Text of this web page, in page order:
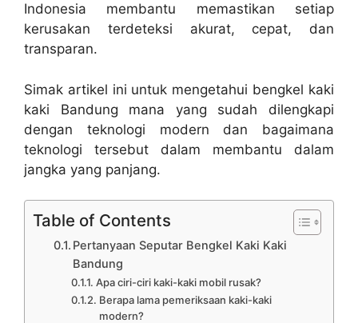
Indonesia membantu memastikan setiap
kerusakan terdeteksi akurat, cepat, dan
transparan.
Simak artikel ini untuk mengetahui bengkel kaki
kaki Bandung mana yang sudah dilengkapi
dengan teknologi modern dan bagaimana
teknologi tersebut dalam membantu dalam
jangka yang panjang.
Table of Contents
Pertanyaan Seputar Bengkel Kaki Kaki
Bandung
Apa ciri-ciri kaki-kaki mobil rusak?
Berapa lama pemeriksaan kaki-kaki
modern?